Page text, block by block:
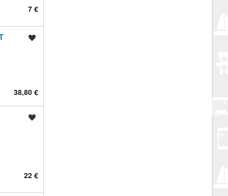
7 €
38,80 €
22 €